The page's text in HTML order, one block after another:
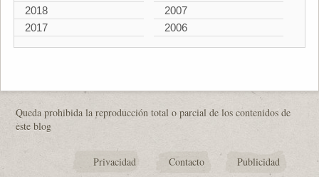
2018
2017
2007
2006
Queda prohibida la reproducción total o parcial de los contenidos de
este blog
Privacidad Contacto Publicidad